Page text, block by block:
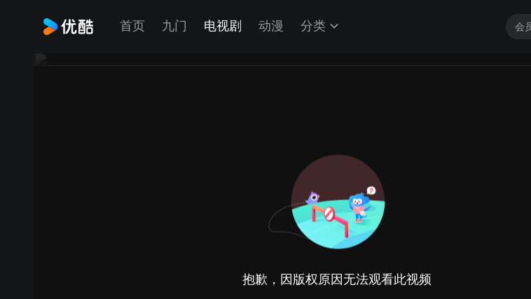
首页 九门 电视剧 动漫 分类
抱歉，因版权原因无法观看此视频